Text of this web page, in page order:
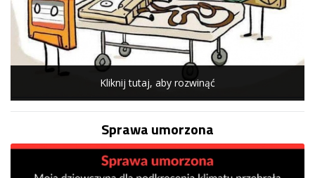
Kliknij tutaj, aby rozwinąć
Sprawa umorzona